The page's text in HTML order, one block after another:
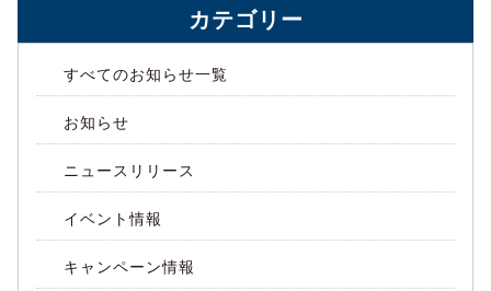
カテゴリー
すべてのお知らせ一覧
お知らせ
ニュースリリース
イベント情報
キャンペーン情報